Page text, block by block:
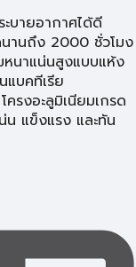
บายอากาศได้ดี
นานถึง 2000 ชั่วโมง
นาแน่นสูงแบบแห้ง
บคทีเรีย
รงอะลูมิเนียมเกรด
น แข็งแรง และทัน